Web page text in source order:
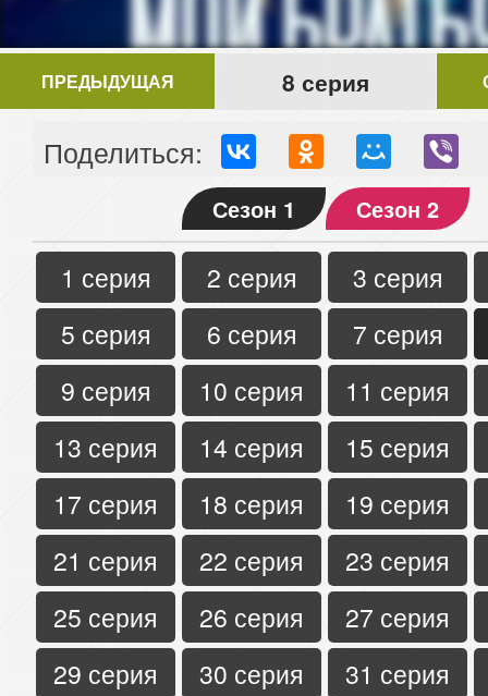
ПРЕДЫДУЩАЯ 8 серия
Поделиться:
Сезон 1 Сезон 2
1 серия 2 серия
3 серия
5 серия
6 серия
7 серия
9 серия
10 серия
11 серия
13 серия
14 серия
15 серия
17 серия
18 серия
19 серия
21 серия
22 серия
23 серия
25 серия
26 серия
27 серия
29 серия
30 серия
31 серия